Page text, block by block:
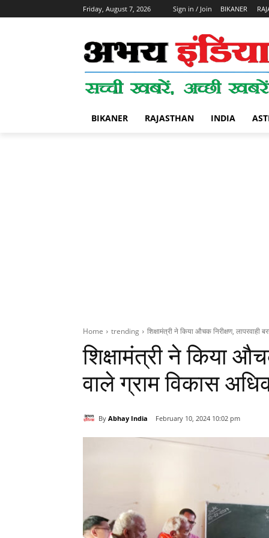
Friday, August 7, 2026 Sign in / Join BIKANER
BIKANER RAJASTHAN INDIA
Home trending शिक्षामंत्री ने किया औचक निरीक्षण, लापरवाही
शिक्षामंत्री ने किया
वाले ग्राम विकास
By Abhay India February 10, 2024 10:02 pm